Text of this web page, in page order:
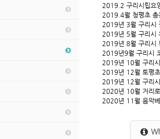
2019.2 구리시립요
2019.4월 청평초 총
2019년 3월 구리시
2019년 5월 구리시
2019년 8월 구리시
2019년9월 구리시
2019년 10월 구리
2019년 12월 토평
2019년 12월 구리
2020년 10월 거리
2020년 11월 음악